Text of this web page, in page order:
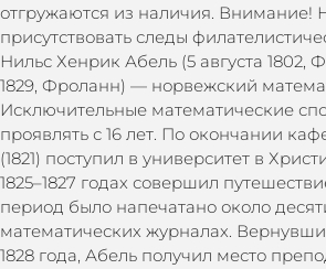
отгружаются из наличия. Внимание!
присутствовать следы
Нильс Хенрик Абель (5 августа
1829, Фроланн) — норвежский
Исключительные математические
проявлять с 16 лет. По окончании
(1821) поступил в университет в
1825–1827 годах совершил
период было напечатано около
математических журналах.
1828 года, Абель получил место